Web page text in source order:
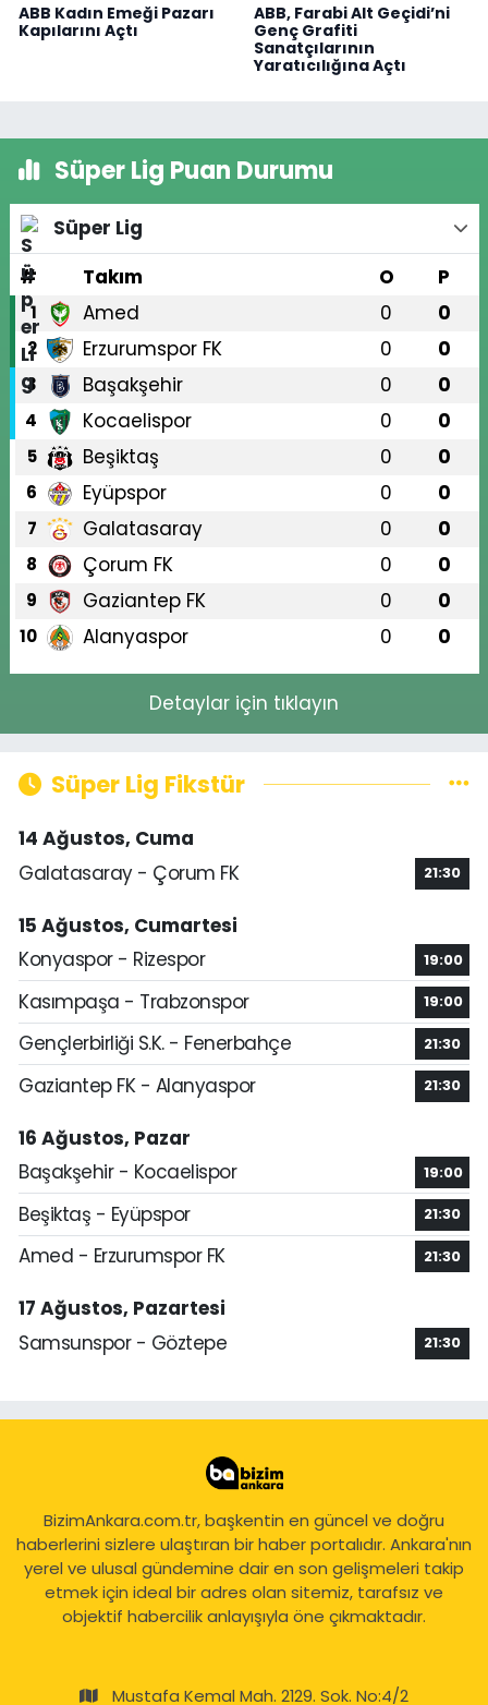
ABB Kadın Emeği Pazarı
Kapılarını Açtı
ABB, Farabi Alt Geçidi’ni
Genç Grafiti
Sanatçılarının
Yaratıcılığına Açtı
Süper Lig Puan Durumu
Süper Lig
#
Takım O P
1 Amed 0 0
2 Erzurumspor FK 0 0
3 Başakşehir 0 0
4 Kocaelispor 0 0
5 Beşiktaş 0 0
6 Eyüpspor 0 0
7 Galatasaray 0 0
8 Çorum FK 0 0
9 Gaziantep FK 0 0
10 Alanyaspor 0 0
Detaylar için tıklayın
Süper Lig Fikstür
14 Ağustos, Cuma
Galatasaray - Çorum FK
21:30
15 Ağustos, Cumartesi
Konyaspor - Rizespor
19:00
Kasımpaşa - Trabzonspor 19:00
Gençlerbirliği S.K. - Fenerbahçe 21:30
Gaziantep FK - Alanyaspor 21:30
16 Ağustos, Pazar
Başakşehir - Kocaelispor
19:00
Beşiktaş - Eyüpspor 21:30
Amed - Erzurumspor FK 21:30
17 Ağustos, Pazartesi
Samsunspor - Göztepe
21:30
BizimAnkara.com.tr, başkentin en güncel ve doğru
haberlerini sizlere ulaştıran bir haber portalıdır. Ankara'nın
yerel ve ulusal gündemine dair en son gelişmeleri takip
etmek için ideal bir adres olan sitemiz, tarafsız ve
objektif habercilik anlayışıyla öne çıkmaktadır.
Mustafa Kemal Mah. 2129. Sok. No:4/2